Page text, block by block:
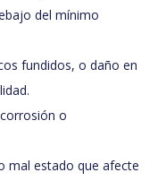
del mínimo
fundidos, o daño en
o
mal estado que afecte